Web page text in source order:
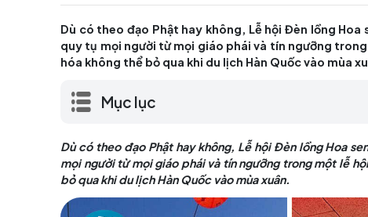
Ban Biên Tập TransViet
Dù có theo đạo Phật hay không, Lễ hội
quy tụ mọi người từ mọi giáo phái và tín
Mục lục